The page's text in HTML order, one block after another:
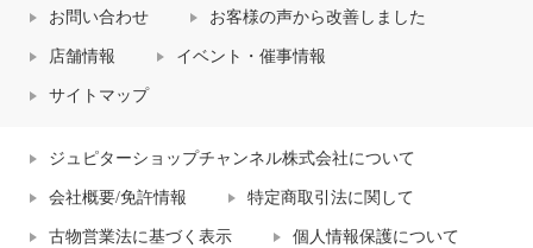
お問い合わせ お客様の声から改善しました
店舗情報 イベント・催事情報
サイトマップ
ジュピターショップチャンネル株式会社について
会社概要/免許情報 特定商取引法に関して
古物営業法に基づく表示 個人情報保護について